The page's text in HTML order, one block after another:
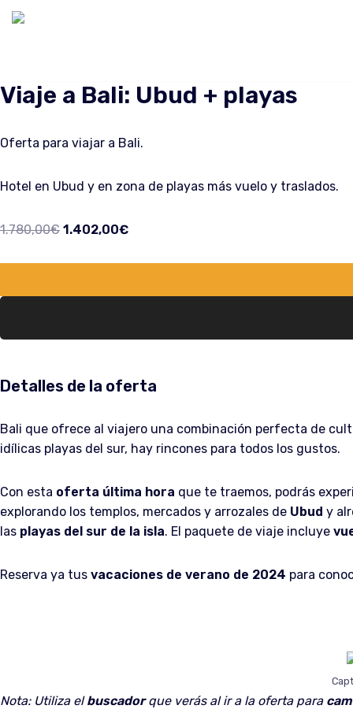
contenido
Viaje a Bali: Ubud + playas
Oferta para viajar a Bali.
Hotel en Ubud y en zona de playas más vuelo y traslados.
1.780,00€ 1.402,00€
Detalles de la oferta
Bali que ofrece al viajero una combinación perfecta de
idílicas playas del sur, hay rincones para todos los gustos.
Con esta oferta última hora que te traemos, podrás
explorando los templos, mercados y arrozales de Ubud y
las playas del sur de la isla. El paquete de viaje incluye
Reserva ya tus vacaciones de verano de 2024 para
Nota: Utiliza elbuscadorque verás al ir a la oferta para